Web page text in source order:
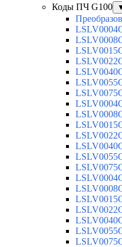
Коды ПЧ G100